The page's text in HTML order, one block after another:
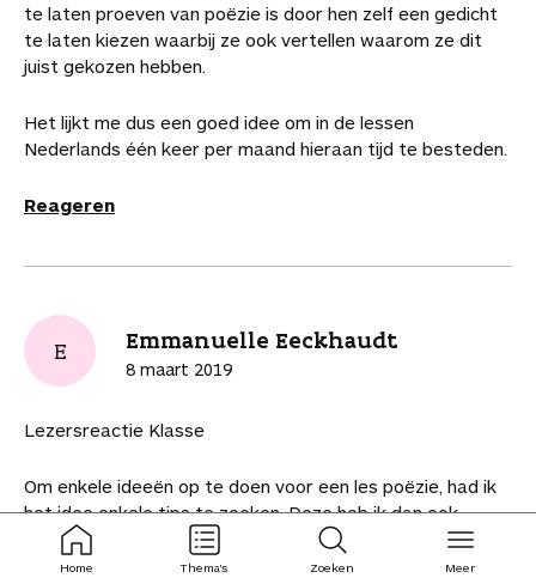
Home Thema's
ingeklapt
Zoeken
Meer
te laten proeven van poëzie is door hen zelf een gedicht
te laten kiezen waarbij ze ook vertellen waarom ze dit
juist gekozen hebben.
Het lijkt me dus een goed idee om in de lessen
Nederlands één keer per maand hieraan tijd te besteden.
Reageren
E Emmanuelle Eeckhaudt
8 maart 2019
Lezersreactie Klasse
Om enkele ideeën op te doen voor een les poëzie, had ik
het idee enkele tips te zoeken. Deze heb ik dan ook
gevonden in een artikel uit het online tijdschrift Klasse. In
het artikel kan je acht tips lezen om poëzie te verwerken